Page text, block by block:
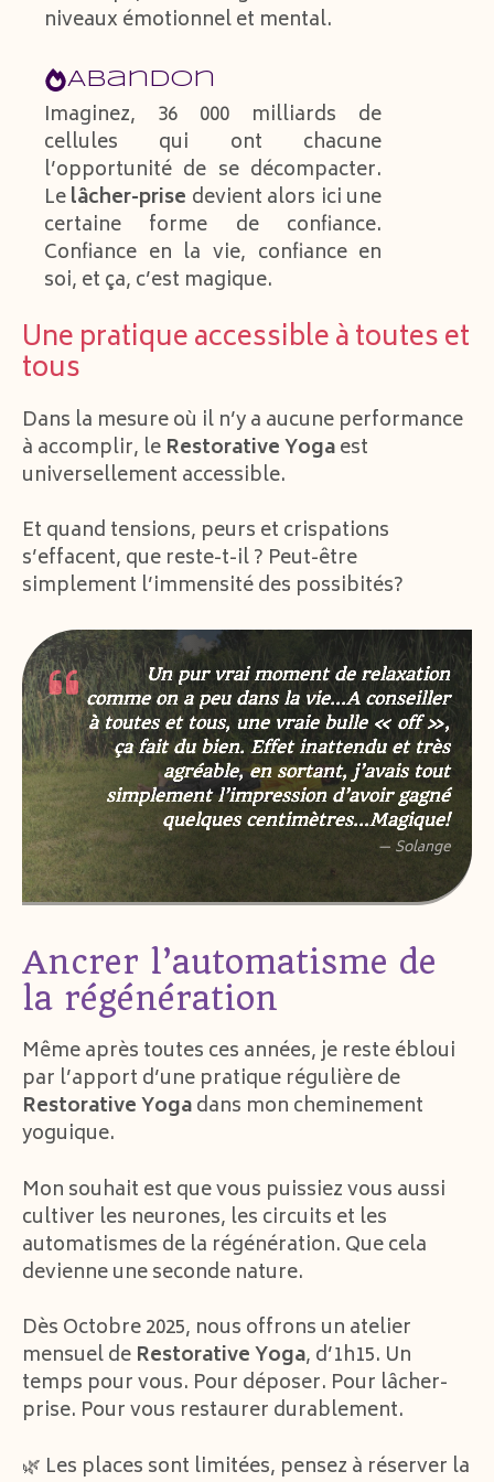
niveaux émotionnel et mental.
Abandon
Imaginez, 36 000 milliards de
cellules qui ont chacune
l’opportunité de se décompacter.
Lelâcher-prise devient alors ici une
certaine forme de confiance.
Confiance en la vie, confiance en
soi, et ça, c’est magique.
Une pratique accessible à toutes et
tous
Dans la mesure où il n’y a aucune performance
à accomplir, le Restorative Yogaest
universellement accessible.
Et quand tensions, peurs et crispations
s’effacent, que reste-t-il ? Peut-être
simplement l’immensité des possibités?
Un pur vrai moment de relaxation
comme on a peu dans la vie…A conseiller
à toutes et tous, une vraie bulle « off »,
ça fait du bien. Effet inattendu et très
agréable, en sortant, j’avais tout
simplement l’impression d’avoir gagné
quelques centimètres…Magique!
— Solange
Ancrer l’automatisme de
la régénération
Même après toutes ces années, je reste ébloui
par l’apport d’une pratique régulière de
Restorative Yogadans mon cheminement
yoguique.
Mon souhait est que vous puissiez vous aussi
cultiver les neurones, les circuits et les
automatismes de la régénération. Que cela
devienne une seconde nature.
Dès Octobre 2025, nous offrons un atelier
mensuel de Restorative Yoga, d’1h15. Un
temps pour vous. Pour déposer. Pour lâcher-
prise. Pour vous restaurer durablement.
🌿 Les places sont limitées, pensez à réserver la